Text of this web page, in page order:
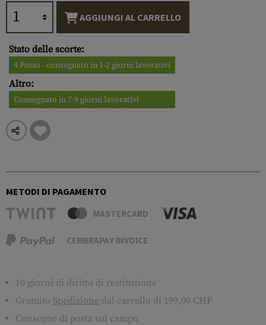
AGGIUNGI AL CARRELLO
Stato delle scorte:
4 Pezzo - consegnato in 1-2 giorni lavorativi
Altro:
Consegnato in 7-9 giorni lavorativi
METODI DI PAGAMENTO
MASTERCARD
CEMBRAPAY INVOICE
10 giorni di diritto di restituzione
Gratuito Spedizione dal carrello di 199,00 CHF
Consegne di posta sul campo